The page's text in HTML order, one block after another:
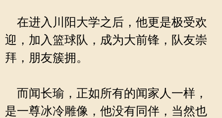
在进入川阳大学之后，他更是极受欢
迎，加入篮球队，成为大前锋，队友崇
拜，朋友簇拥。
而闻长瑜，正如所有的闻家人一样，
是一尊冰冷雕像，他没有同伴，当然也